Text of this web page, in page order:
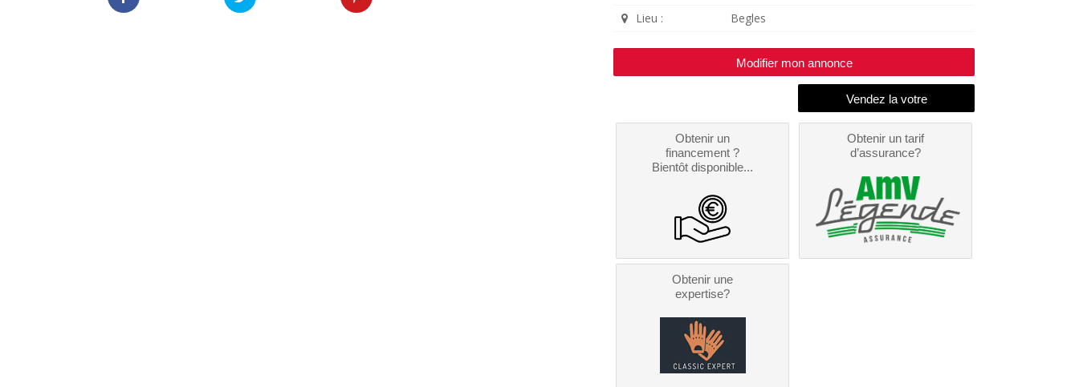
Lieu :
Begles
Modifier mon annonce
Obtenir un
financement ?
Bientôt disponible...
Obtenir un tarif
d’assurance?
Obtenir une
expertise?